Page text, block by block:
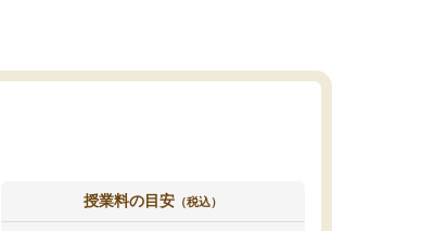
授業料の目安 （税込）